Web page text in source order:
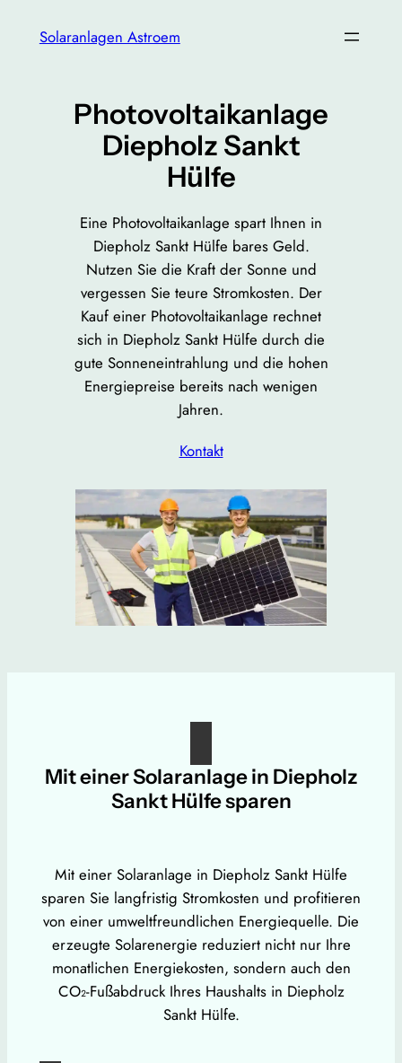
InhaltSolaranlagen Astroem
Photovoltaikanlage
Diepholz Sankt
Hülfe
Eine Photovoltaikanlage spart Ihnen in
Diepholz Sankt Hülfe bares Geld.
Nutzen Sie die Kraft der Sonne und
vergessen Sie teure Stromkosten. Der
Kauf einer Photovoltaikanlage rechnet
sich in Diepholz Sankt Hülfe durch die
gute Sonneneintrahlung und die hohen
Energiepreise bereits nach wenigen
Jahren.
Kontakt
Mit einer Solaranlage in Diepholz
Sankt Hülfe sparen
Mit einer Solaranlage in Diepholz Sankt Hülfe
sparen Sie langfristig Stromkosten und profitieren
von einer umweltfreundlichen Energiequelle. Die
erzeugte Solarenergie reduziert nicht nur Ihre
monatlichen Energiekosten, sondern auch den
CO₂-Fußabdruck Ihres Haushalts in Diepholz
Sankt Hülfe.